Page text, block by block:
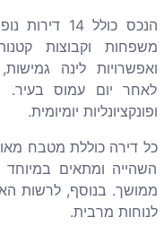
הנכס כולל
משפחות וקבוצות
ואפשרויות לינה
לאחר יום עמוס
ופונקציונליות יומיומית.
כל דירה כוללת מטבח
השהייה ומתאים
ממושך. בנוסף, לרשות
לנוחות מרבית.